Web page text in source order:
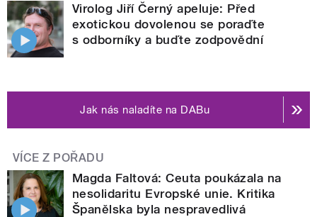
Virolog Jiří Černý apeluje: Před
exotickou dovolenou se poraďte
s odborníky a buďte zodpovědní
Jak nás naladíte na DABu
VÍCE Z POŘADU
Magda Faltová: Ceuta poukázala na
nesolidaritu Evropské unie. Kritika
Španělska byla nespravedlivá